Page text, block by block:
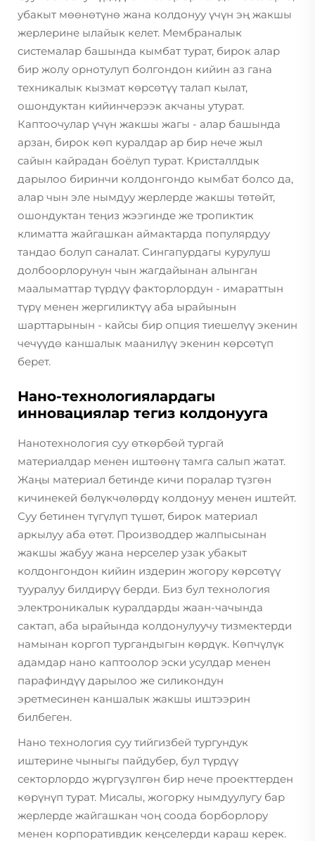
убакыт мөөнөтүнө жана колдонуу үчүн эң жакшы
жерлерине ылайык келет. Мембраналык
системалар башында кымбат турат, бирок алар
бир жолу орнотулуп болгондон кийин аз гана
техникалык кызмат көрсөтүү талап кылат,
ошондуктан кийинчерээк акчаны утурат.
Каптоочулар үчүн жакшы жагы - алар башында
арзан, бирок көп куралдар ар бир нече жыл
сайын кайрадан боёлуп турат. Кристаллдык
дарылоо биринчи колдонгондо кымбат болсо да,
алар чын эле нымдуу жерлерде жакшы төтөйт,
ошондуктан теңиз жээгинде же тропиктик
климатта жайгашкан аймактарда популярдуу
тандао болуп саналат. Сингапурдагы курулуш
долбоорлорунун чын жагдайынан алынган
маалыматтар түрдүү факторлордун - имараттын
түрү менен жергиликтүү аба ырайынын
шарттарынын - кайсы бир опция тиешелүү экенин
чечүүдө каншалык маанилүү экенин көрсөтүп
берет.
Нано-технологиялардагы
инновациялар тегиз колдонууга
Нанотехнология суу өткөрбөй тургай
материалдар менен иштөөнү тамга салып жатат.
Жаңы материал бетинде кичи поралар түзгөн
кичинекей бөлүкчөлөрдү колдонуу менен иштейт.
Суу бетинен түгүлүп түшөт, бирок материал
аркылуу аба өтөт. Производдер жалпысынан
жакшы жабуу жана нерселер узак убакыт
колдонгондон кийин издерин жогору көрсөтүү
тууралуу билдирүү берди. Биз бул технология
электроникалык куралдарды жаан-чачында
сактап, аба ырайында колдонулуучу тизмектерди
намынан коргоп тургандыгын көрдүк. Көпчүлүк
адамдар нано каптоолор эски усулдар менен
парафиндүү дарылоо же силикондун
эретмесинен каншалык жакшы иштээрин
билбеген.
Нано технология суу тийгизбей тургундук
иштерине чыныгы пайдубер, бул түрдүү
секторлордо жүргүзүлгөн бир нече проекттерден
көрүнүп турат. Мисалы, жогорку нымдуулугу бар
жерлерде жайгашкан чоң соода борборлору
менен корпоративдик кеңселерди караш керек.